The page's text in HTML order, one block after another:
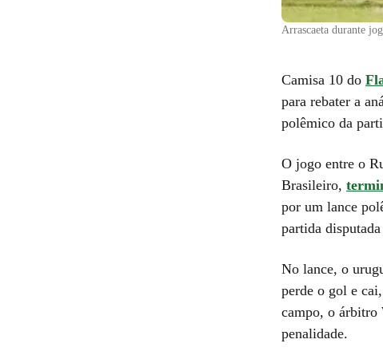
Arrascaeta durante
Camisa 10 do
para rebater a
polêmico da
O jogo entre o
Brasileiro,
por um lance
partida
No lance, o
perde o gol e
campo, o árbitro
penalidade.